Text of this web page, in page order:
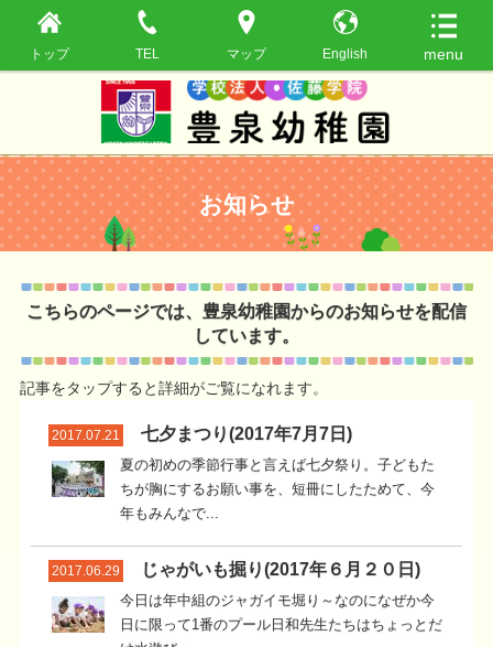
トップ TEL マップ English
お知らせ
こちらのページでは、豊泉幼稚園からのお知らせを配信
しています。
記事をタップすると詳細がご覧になれます。
2017.07.21 七夕まつり(2017年7月7日)
夏の初めの季節行事と言えば七夕祭り。子どもた
ちが胸にするお願い事を、短冊にしたためて、今
年もみんなで...
2017.06.29 じゃがいも掘り(2017年６月２０日)
今日は年中組のジャガイモ堀り～なのになぜか今
日に限って1番のプール日和先生たちはちょっとだ